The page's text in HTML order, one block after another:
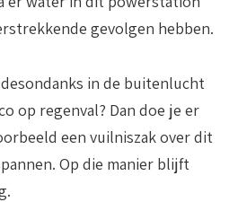
gevolgen hebben.
in de buitenlucht
op regenval? Dan doe je er
een vuilniszak over dit
Op die manier blijft